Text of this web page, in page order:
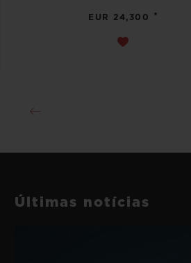
EUR 24,300 •
Últimas notícias